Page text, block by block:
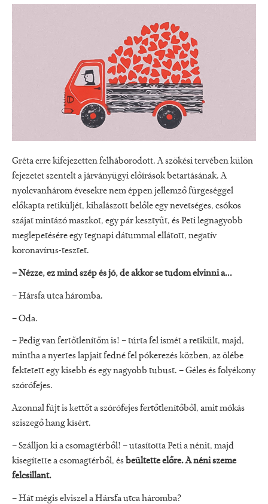
Gréta erre kifejezetten felháborodott. A szökési tervében külön
fejezetet szentelt a járványügyi előírások betartásának. A
nyolcvanhárom évesekre nem éppen jellemző fürgeséggel
előkapta retiküljét, kihalászott belőle egy nevetséges, csókos
szájat mintázó maszkot, egy pár kesztyűt, és Peti legnagyobb
meglepetésére egy tegnapi dátummal ellátott, negatív
koronavírus-tesztet.
– Nézze, ez mind szép és jó, de akkor se tudom elvinni a...
– Hársfa utca háromba.
– Oda.
– Pedig van fertőtlenítőm is! – túrta fel ismét a retikült, majd,
mintha a nyertes lapjait fedné fel pókerezés közben, az ölébe
fektetett egy kisebb és egy nagyobb tubust. – Géles és folyékony
szórófejes.
Azonnal fújt is kettőt a szórófejes fertőtlenítőből, amit mókás
sziszegő hang kísért.
– Szálljon ki a csomagtérből! – utasította Peti a nénit, majd
kisegítette a csomagtérből, és beültette előre. A néni szeme
felcsillant.
– Hát mégis elviszel a Hársfa utca háromba?